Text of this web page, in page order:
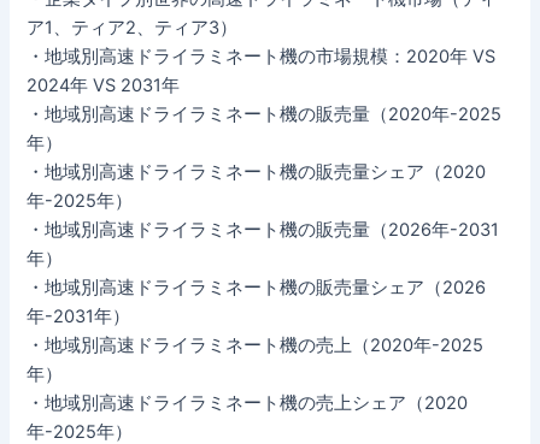
ア1、ティア2、ティア3）
・地域別高速ドライラミネート機の市場規模：2020年 VS
2024年 VS 2031年
・地域別高速ドライラミネート機の販売量（2020年-2025
年）
・地域別高速ドライラミネート機の販売量シェア（2020
年-2025年）
・地域別高速ドライラミネート機の販売量（2026年-2031
年）
・地域別高速ドライラミネート機の販売量シェア（2026
年-2031年）
・地域別高速ドライラミネート機の売上（2020年-2025
年）
・地域別高速ドライラミネート機の売上シェア（2020
年-2025年）